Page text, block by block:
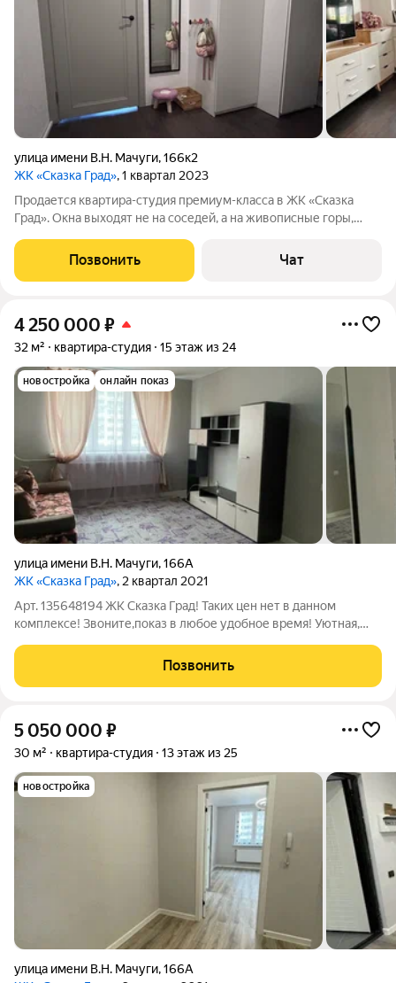
улица имени В.Н. Мачуги,166к2
ЖК «Сказка Град», 1 квартал 2023
Продается квартира-студия премиум-класса в ЖК «Сказка
Град». Окна выходят не на соседей, а на живописные горы,
круглосуточно охраняется, есть видеонаблюдение. Для
автомобилей предусмотрен
Позвонить Чат
4 250 000 ₽
32 м² квартира-студия 15 этаж из 24
новостройка онлайн показ
улица имени В.Н. Мачуги,166А
ЖК «Сказка Град», 2 квартал 2021
Арт. 135648194 ЖК Сказка Град! Таких цен нет в данном
комплексе! Звоните,показ в любое удобное время! Уютная,
инвестиций. Продажа напрямую:
Позвонить
5 050 000 ₽
30 м² квартира-студия 13 этаж из 25
новостройка
улица имени В.Н. Мачуги,166А